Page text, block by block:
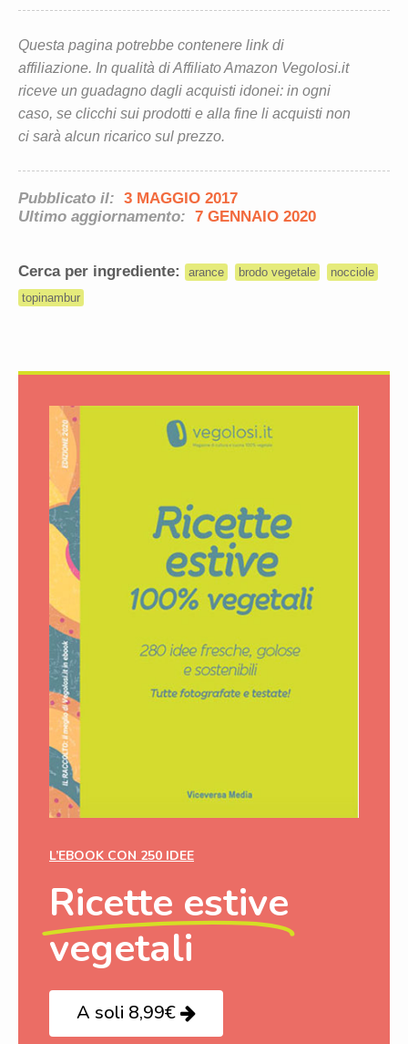
Questa pagina potrebbe contenere link di
affiliazione. In qualità di Affiliato Amazon Vegolosi.it
riceve un guadagno dagli acquisti idonei: in ogni
caso, se clicchi sui prodotti e alla fine li acquisti non
ci sarà alcun ricarico sul prezzo.
Pubblicato il: 3 MAGGIO 2017
Ultimo aggiornamento: 7 GENNAIO 2020
Cerca per ingrediente: arance brodo vegetale
nocciole
topinambur
L’EBOOK CON 250 IDEE
Ricette estive
vegetali
A soli 8,99€